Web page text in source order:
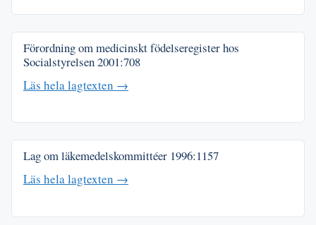
Förordning om medicinskt födelseregister hos
Socialstyrelsen2001:708
Läs hela lagtexten →
Lag om läkemedelskommittéer 1996:1157
Läs hela lagtexten →